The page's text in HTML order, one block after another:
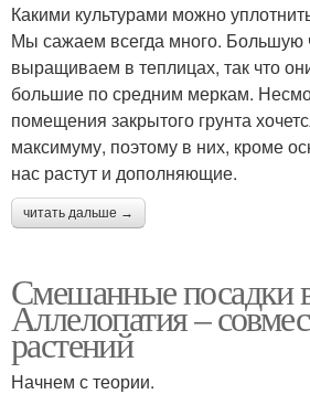
Какими культурами можно
Мы сажаем всегда много. Большую
выращиваем в теплицах, так что
большие по средним меркам.
помещения закрытого грунта
максимуму, поэтому в них, кроме
нас растут и дополняющие.
читать дальше →
Смешанные посадки
Аллелопатия –
растений
Начнем с теории.